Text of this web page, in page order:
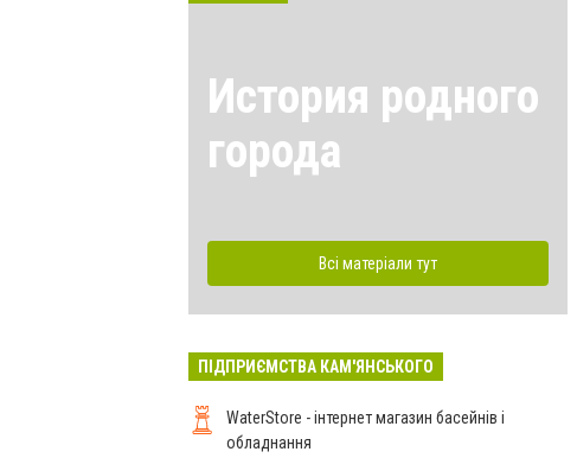
История родного
города
Всі матеріали тут
ПІДПРИЄМСТВА КАМ'ЯНСЬКОГО
WaterStore - інтернет магазин басейнів і
обладнання